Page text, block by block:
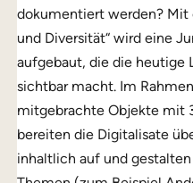
dokumentiert werden?
und Diversität“ wird eine
aufgebaut, die die heutige
sichtbar macht. Im
mitgebrachte Objekte mit
bereiten die Digitalisate
inhaltlich auf und